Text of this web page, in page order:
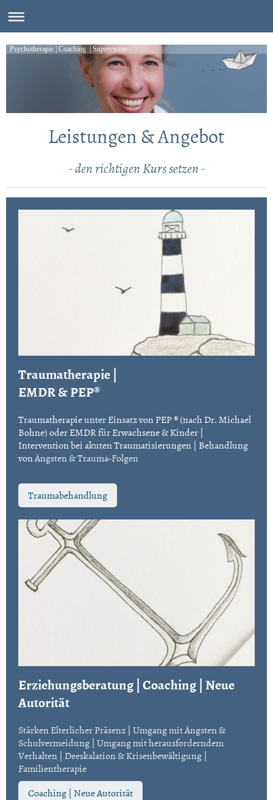
Psychotherapie | Coaching | Supervision
Leistungen & Angebot
- den richtigen Kurs setzen -
Traumatherapie |
EMDR & PEP®
Traumatherapie unter Einsatz von PEP ® (nach Dr. Michael
Bohne) oder EMDR für Erwachsene & Kinder |
Intervention bei akuten Traumatisierungen | Behandlung
vonÄngsten & Trauma-Folgen
Traumabehandlung
Erziehungsberatung | Coaching | Neue
Autorität
Stärken Elterlicher Präsenz | Umgang mit Ängsten &
Schulvermeidung | Umgang mit herausforderndem
Verhalten | Deeskalation & Krisenbewältigung |
Familientherapie
Coaching | Neue Autorität